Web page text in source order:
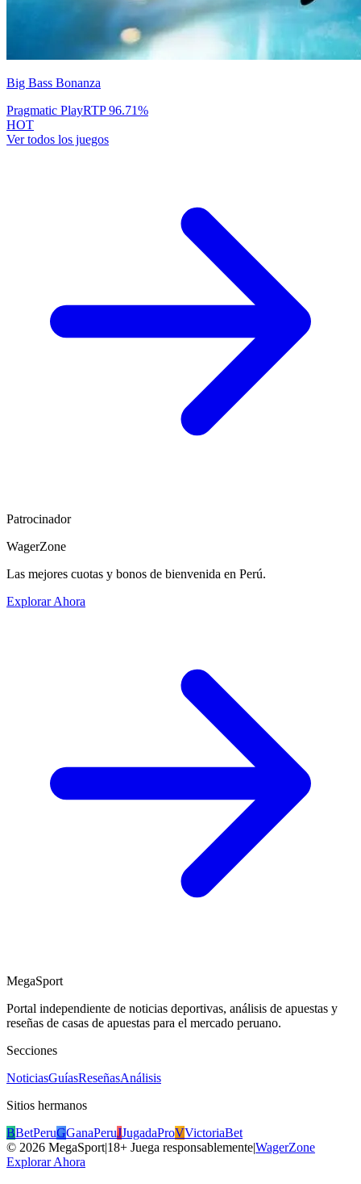
Big Bass Bonanza
Pragmatic PlayRTP96.71%
HOT
Ver todos los juegos
Patrocinador
WagerZone
Las mejores cuotas y bonos de bienvenida en Perú.
Explorar Ahora
MegaSport
Portal independiente de noticias deportivas, análisis de apuestas y
reseñas de casas de apuestas para el mercado peruano.
Secciones
NoticiasGuíasReseñasAnálisis
Sitios hermanos
BBetPeruGGanaPeruJJugadaProVVictoriaBet
© 2026 MegaSport|18+ Juega responsablemente|WagerZone
Explorar Ahora